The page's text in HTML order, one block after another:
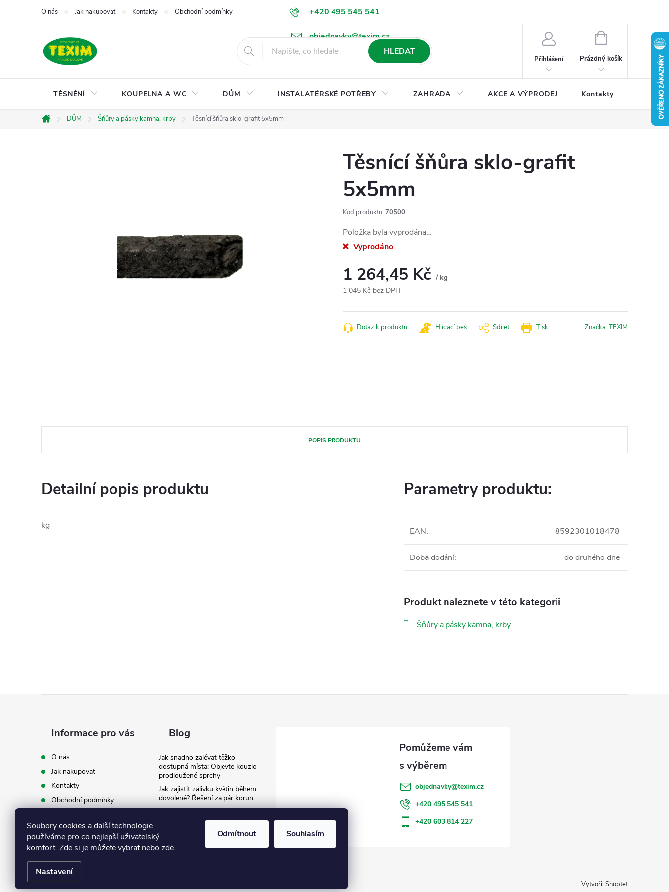
Soubory cookies a další technologie
používáme pro co nejlepší uživatelský
komfort. Zde si je můžete vybrat nebo zde.
Nastavení
Odmítnout Souhlasím
+420 495 545 541
objednavky@texim.cz
O nás Jak nakupovat Kontakty Obchodní podmínky Podmínky ochrany osobních údajů Ke stažení
HLEDAT
Přihlášení
NÁKUPNÍ
Prázdný košík
TĚSNĚNÍ KOUPELNA A WC DŮM INSTALATÉRSKÉ POTŘEBY ZAHRADA AKCE A VÝPRODEJ Kontakty
Domů
DŮM Šňůry a pásky kamna, krby Těsnící šňůra sklo-grafit 5x5mm
Těsnící šňůra sklo-grafit
5x5mm
Kód produktu: 70500
Položka byla vyprodána…
Vyprodáno
1 264,45 Kč / kg
1 045 Kč bez DPH
cena:
Tisk
Dotaz k produktu Hlídací pes Sdílet Značka:TEXIM
POPIS PRODUKTU
Detailní popis produktu
kg
Parametry produktu:
EAN: 8592301018478
Doba dodání: do druhého dne
Produkt naleznete v této kategorii
Šňůry a pásky kamna, krby
Informace pro vás
O nás
Jak nakupovat
Kontakty
Obchodní podmínky
údajů
Ke stažení
Blog
Jak snadno zalévat těžko
dostupná místa: Objevte kouzlo
prodloužené sprchy
Jak zajistit zálivku květin během
dovolené? Řešení za pár korun
záda při zalévání
objednavky@texim.cz
+420 495 545 541
+420 603 814 227
Vytvořil Shoptet